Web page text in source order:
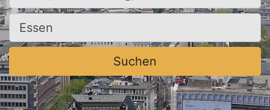
Ort, Stadt
Suchen